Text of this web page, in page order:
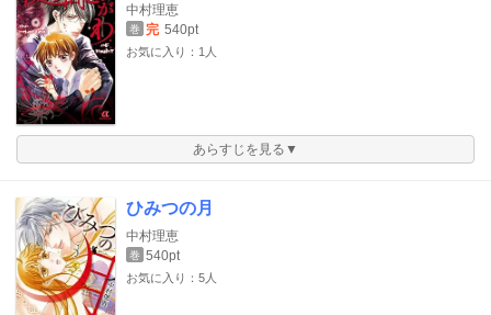
中村理恵
巻 完 540pt
お気に入り：1人
あらすじを見る▼
ひみつの月
中村理恵
巻 540pt
お気に入り：5人